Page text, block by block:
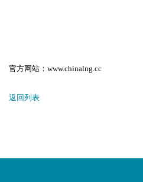
官方网站：www.chinalng.cc
返回列表